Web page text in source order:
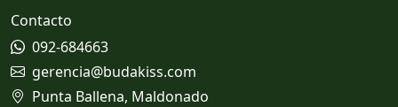
Contacto
092-684663
gerencia@budakiss.com
Punta Ballena, Maldonado